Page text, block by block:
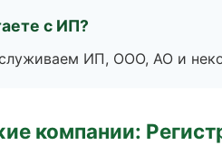
с ИП?
ИП, ООО, АО и
компании: